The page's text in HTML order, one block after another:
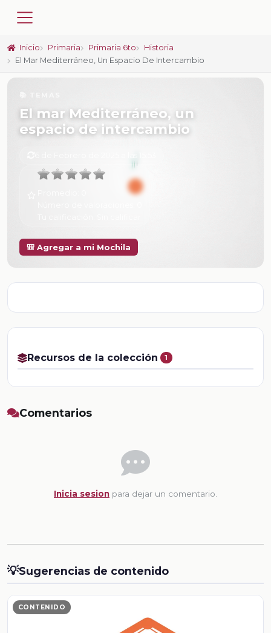
Inicio Primaria Primaria 6to
Historia
El Mar Mediterráneo, Un Espacio De Intercambio
El mar Mediterráneo, un
espacio de intercambio
🎒 Agregar a mi Mochila
Recursos de la colección 1
Comentarios
Inicia sesion para dejar un comentario.
💡Sugerencias de contenido
CONTENIDO